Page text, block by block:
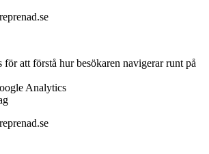
för att förstå hur besökaren navigerar runt på
Analytics